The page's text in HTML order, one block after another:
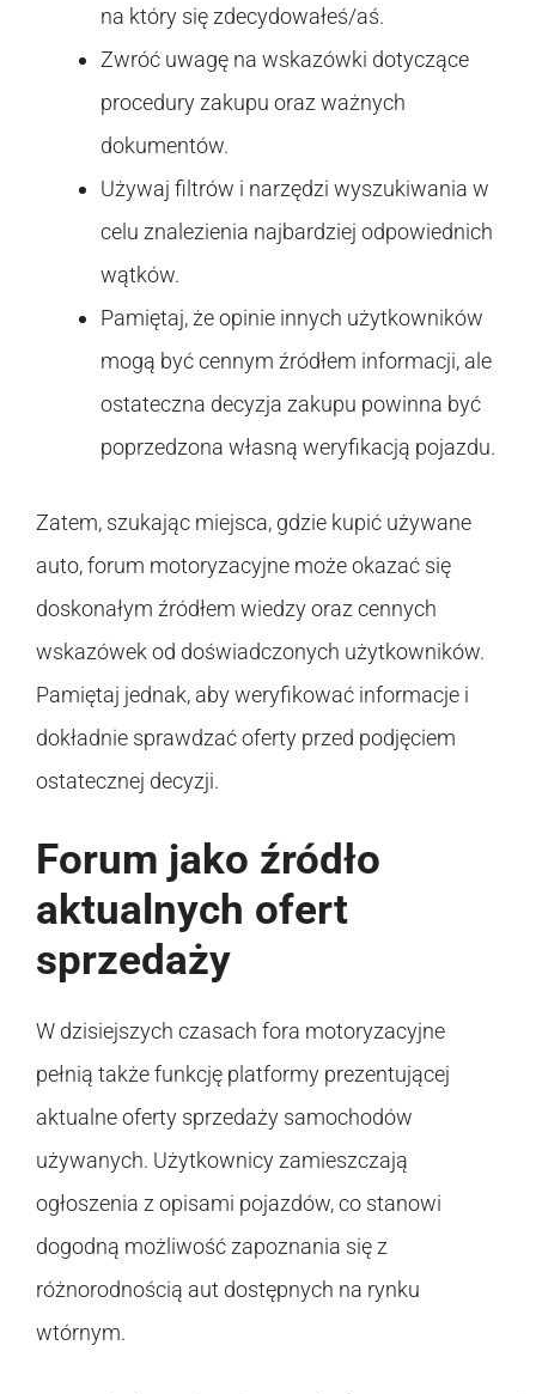
na który się zdecydowałeś/aś.
Zwróć uwagę na wskazówki dotyczące
procedury zakupu oraz ważnych
dokumentów.
Używaj filtrów i narzędzi wyszukiwania w
celu znalezienia najbardziej odpowiednich
wątków.
Pamiętaj, że opinie innych użytkowników
mogą być cennym źródłem informacji, ale
ostateczna decyzja zakupu powinna być
poprzedzona własną weryfikacją pojazdu.
Zatem, szukając miejsca, gdzie kupić używane
auto, forum motoryzacyjne może okazać się
doskonałym źródłem wiedzy oraz cennych
wskazówek od doświadczonych użytkowników.
Pamiętaj jednak, aby weryfikować informacje i
dokładnie sprawdzać oferty przed podjęciem
ostatecznej decyzji.
Forum jako źródło
aktualnych ofert
sprzedaży
W dzisiejszych czasach fora motoryzacyjne
pełnią także funkcję platformy prezentującej
aktualne oferty sprzedaży samochodów
używanych. Użytkownicy zamieszczają
ogłoszenia z opisami pojazdów, co stanowi
dogodną możliwość zapoznania się z
różnorodnością aut dostępnych na rynku
wtórnym.